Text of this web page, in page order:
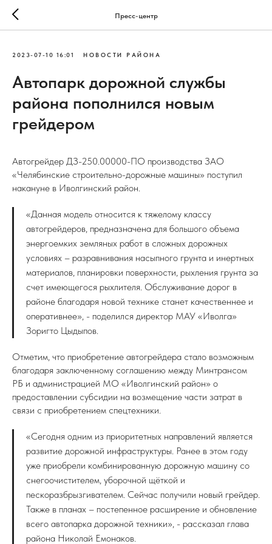
Пресс-центр
2023-07-10 16:01 НОВОСТИ РАЙОНА
Автопарк дорожной службы
района пополнился новым
грейдером
Автогрейдер ДЗ-250.00000-ПО производства ЗАО
«Челябинские строительно-дорожные машины» поступил
накануне в Иволгинский район.
«Данная модель относится к тяжелому классу
автогрейдеров, предназначена для большого объема
энергоемких земляных работ в сложных дорожных
условиях – разравнивания насыпного грунта и инертных
материалов, планировки поверхности, рыхления грунта за
счет имеющегося рыхлителя. Обслуживание дорог в
районе благодаря новой технике станет качественнее и
оперативнее», - поделился директор МАУ «Иволга»
Зоригто Цыдыпов.
Отметим, что приобретение автогрейдера стало возможным
благодаря заключенному соглашению между Минтрансом
РБ и администрацией МО «Иволгинский район» о
предоставлении субсидии на возмещение части затрат в
связи с приобретением спецтехники.
«Сегодня одним из приоритетных направлений является
развитие дорожной инфраструктуры. Ранее в этом году
уже приобрели комбинированную дорожную машину со
снегоочистителем, уборочной щёткой и
пескоразбрызгивателем. Сейчас получили новый грейдер.
Также в планах – постепенное расширение и обновление
всего автопарка дорожной техники», - рассказал глава
района Николай Емонаков.